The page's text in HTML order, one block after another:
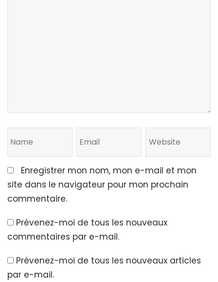
Enregistrer mon nom, mon e-mail et mon
site dans le navigateur pour mon prochain
commentaire.
Prévenez-moi de tous les nouveaux
commentaires par e-mail.
Prévenez-moi de tous les nouveaux articles
par e-mail.